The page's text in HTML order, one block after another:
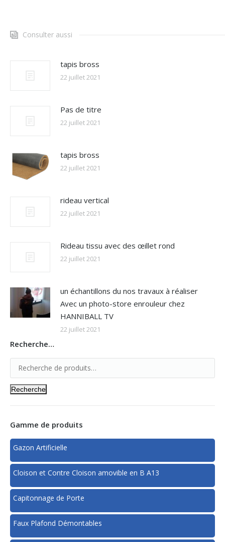
Consulter aussi
tapis bross
22 juillet 2021
Pas de titre
22 juillet 2021
tapis bross
22 juillet 2021
rideau vertical
22 juillet 2021
Rideau tissu avec des œillet rond
22 juillet 2021
un échantillons du nos travaux à réaliser
Avec un photo-store enrouleur chez
HANNIBALL TV
22 juillet 2021
Recherche…
Recherche
Gamme de produits
Gazon Artificielle
Cloison et Contre Cloison amovible en B A13
Capitonnage de Porte
Faux Plafond Démontables